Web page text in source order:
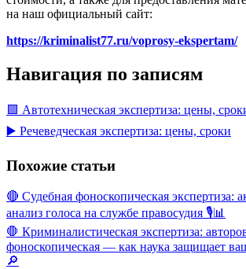
на наш официальный сайт:
https://kriminalist77.ru/voprosy-ekspertam/
Навигация по записям
🟩 Автотехническая экспертиза: цены,
▶️ Речеведческая экспертиза: цены, сроки
Похожие статьи
🔴 Судебная фоноскопическая экспертиза:
анализ голоса на службе правосудия 🎙️📊
🛑 Криминалистическая экспертиза:
фоноскопическая — как наука защищает
🔎